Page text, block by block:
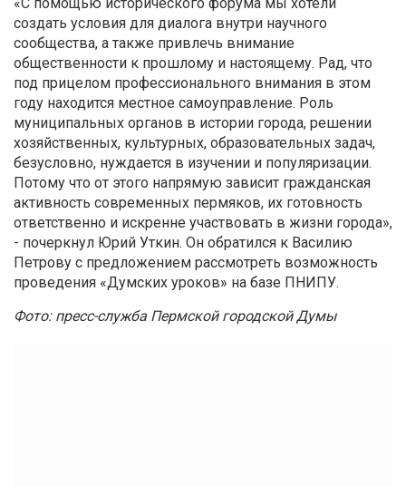
«С помощью исторического форума мы хотели
создать условия для диалога внутри научного
сообщества, а также привлечь внимание
общественности к прошлому и настоящему. Рад, что
под прицелом профессионального внимания в этом
году находится местное самоуправление. Роль
муниципальных органов в истории города, решении
хозяйственных, культурных, образовательных задач,
безусловно, нуждается в изучении и популяризации.
Потому что от этого напрямую зависит гражданская
активность современных пермяков, их готовность
ответственно и искренне участвовать в жизни города»,
- почеркнул Юрий Уткин. Он обратился к Василию
Петрову с предложением рассмотреть возможность
проведения «Думских уроков» на базе ПНИПУ.
Фото: пресс-служба Пермской городской Думы